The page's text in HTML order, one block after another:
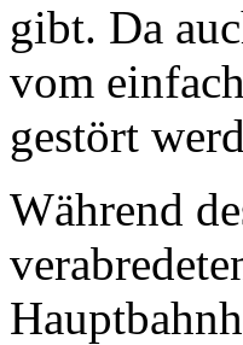
gibt. Da
vom
gestört
Während